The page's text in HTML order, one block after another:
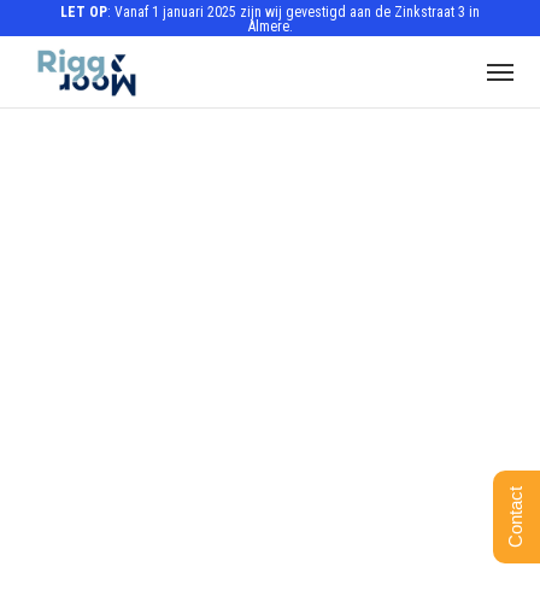
LET OP: Vanaf 1 januari 2025 zijn wij gevestigd aan de Zinkstraat 3 in
Almere.
Contact